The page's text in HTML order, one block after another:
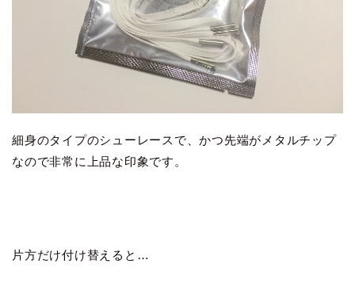
細身のタイプのシューレースで、かつ先端がメタルチップ
なので非常に上品な印象です。
片方だけ付け替えると…